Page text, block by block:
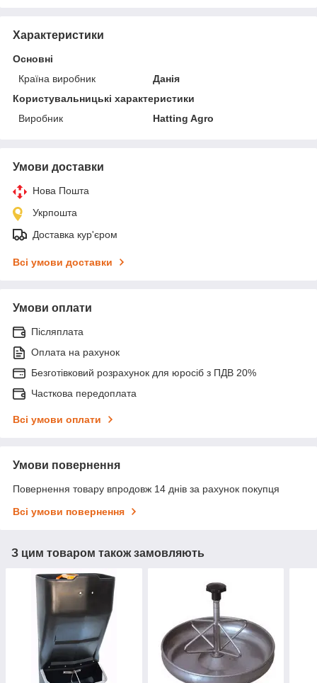
Характеристики
Основні
Країна виробник
Данія
Користувальницькі характеристики
Виробник
Hatting Agro
Умови доставки
Нова Пошта
Укрпошта
Доставка кур'єром
Всі умови доставки
Умови оплати
Післяплата
Оплата на рахунок
Безготівковий розрахунок для юросіб з ПДВ 20%
Часткова передоплата
Всі умови оплати
Умови повернення
Повернення товару впродовж 14 днів за рахунок покупця
Всі умови повернення
З цим товаром також замовляють